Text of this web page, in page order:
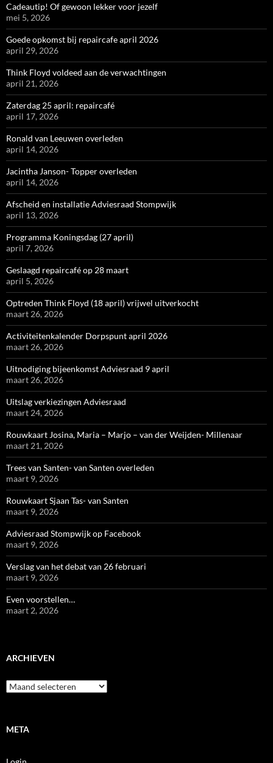
Cadeautip! Of gewoon lekker voor jezelf
mei 5, 2026
Goede opkomst bij repaircafe april 2026
april 29, 2026
Think Floyd voldeed aan de verwachtingen
april 21, 2026
Zaterdag 25 april: repaircafé
april 17, 2026
Ronald van Leeuwen overleden
april 14, 2026
Jacintha Janson- Topper overleden
april 14, 2026
Afscheid en installatie Adviesraad Stompwijk
april 13, 2026
Programma Koningsdag (27 april)
april 7, 2026
Geslaagd repaircafé op 28 maart
april 5, 2026
Optreden Think Floyd (18 april) vrijwel uitverkocht
maart 26, 2026
Activiteitenkalender Dorpspunt april 2026
maart 26, 2026
Uitnodiging bijeenkomst Adviesraad 9 april
maart 26, 2026
Uitslag verkiezingen Adviesraad
maart 24, 2026
Rouwkaart Josina, Maria – Marjo – van der Weijden- Millenaar
maart 21, 2026
Trees van Santen- van Santen overleden
maart 9, 2026
Rouwkaart Sjaan Tas- van Santen
maart 9, 2026
Adviesraad Stompwijk op Facebook
maart 9, 2026
Verslag van het debat van 26 februari
maart 9, 2026
Even voorstellen…
maart 2, 2026
ARCHIEVEN
Archieven
META